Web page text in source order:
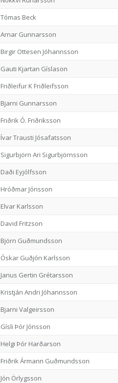
Tómas Beck
Arnar Gunnarsson
Birgir Ottesen Jóhannsson
Gauti Kjartan Gíslason
Friðleifur K Friðleifsson
Bjarni Gunnarsson
Friðrik Ó. Friðriksson
Ívar Trausti Jósafatsson
Sigurbjörn Ari Sigurbjörnsson
Daði Eyjólfsson
Hróðmar Jónsson
Elvar Karlsson
David Fritzson
Björn Guðmundsson
Óskar Guðjón Karlsson
Janus Gertin Grétarsson
Kristján Andri Jóhannsson
Bjarni Valgeirsson
Gísli Þór Jónsson
Helgi Þór Harðarson
Friðrik Ármann Guðmundsson
Jón Örlygsson